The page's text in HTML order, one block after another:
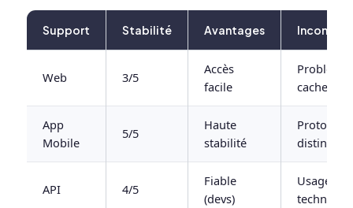
Support Stabilité Avantages
Web 3/5
Accès
facile
cache
App
Mobile
5/5
Haute
stabilité
distincts
API 4/5
Fiable
(devs)
Usage
technique